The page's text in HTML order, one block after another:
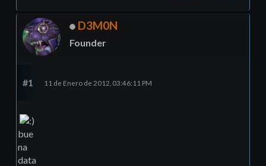
D3M0N
Founder
#1 11 de Enero de 2012, 03:46:11 PM
bue
na
data